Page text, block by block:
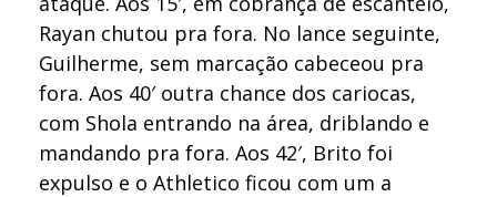
Rayan chutou pra fora. No lance seguinte,
Guilherme, sem marcação cabeceou pra
fora. Aos 40′ outra chance dos cariocas,
com Shola entrando na área, driblando e
mandando pra fora. Aos 42′, Brito foi
expulso e o Athletico ficou com um a